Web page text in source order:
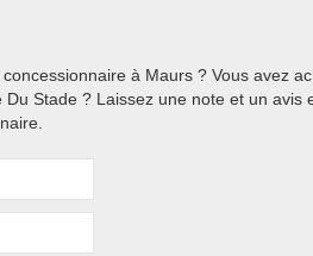
à Maurs ? Vous avez
Stade ? Laissez une note et un avis